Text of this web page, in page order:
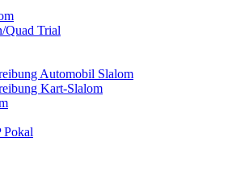
Quad Trial
Automobil Slalom
Kart-Slalom
Pokal